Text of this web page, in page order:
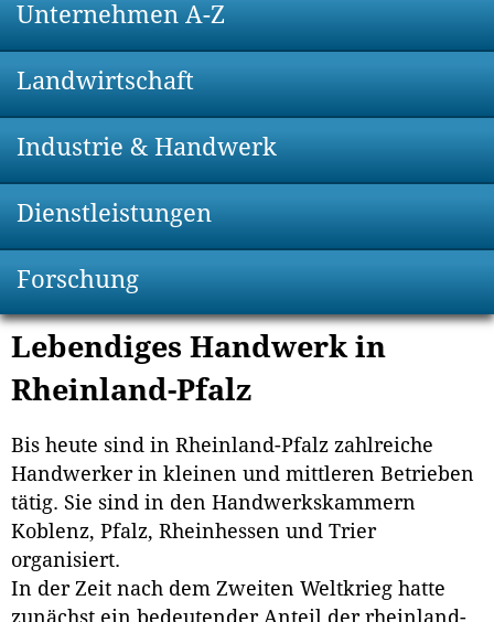
Unternehmen A-Z
Landwirtschaft
Industrie & Handwerk
Dienstleistungen
Forschung
Lebendiges Handwerk in
Rheinland-Pfalz
Bis heute sind in Rheinland-Pfalz zahlreiche
Handwerker in kleinen und mittleren Betrieben
tätig. Sie sind in den Handwerkskammern
Koblenz, Pfalz, Rheinhessen und Trier
organisiert.
In der Zeit nach dem Zweiten Weltkrieg hatte
zunächst ein bedeutender Anteil der rheinland-